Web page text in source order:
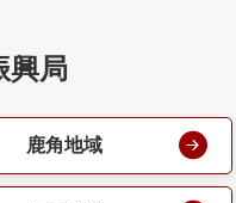
興局
鹿角地域